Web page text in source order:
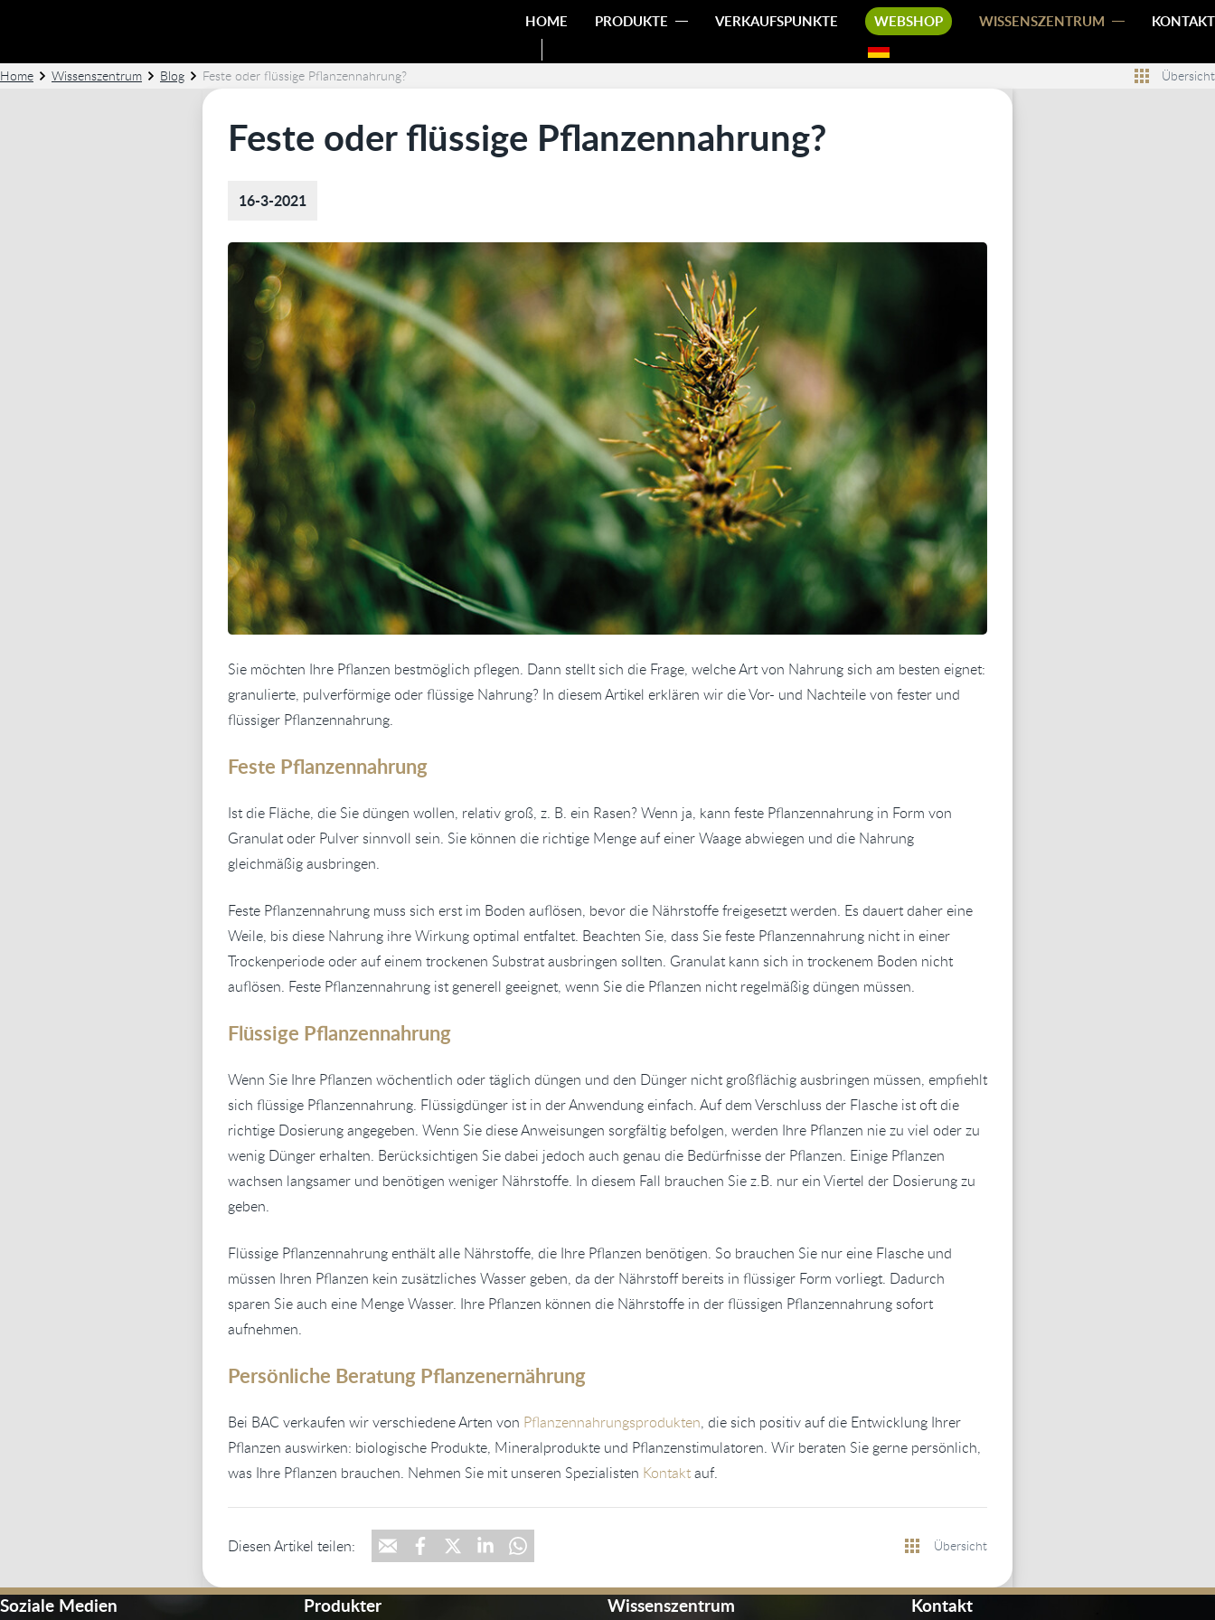
HOME PRODUKTE VERKAUFSPUNKTE WEBSHOP WISSENSZENTRUM KONTAKT
Home Wissenszentrum Blog Feste oder flüssige Pflanzennahrung? Übersicht
Feste oder flüssige Pflanzennahrung?
16-3-2021
Sie möchten Ihre Pflanzen bestmöglich pflegen. Dann stellt sich die Frage, welche Art von Nahrung sich am besten eignet:
granulierte, pulverförmige oder flüssige Nahrung? In diesem Artikel erklären wir die Vor- und Nachteile von fester und
flüssiger Pflanzennahrung.
Feste Pflanzennahrung
Ist die Fläche, die Sie düngen wollen, relativ groß, z. B. ein Rasen? Wenn ja, kann feste Pflanzennahrung in Form von
Granulat oder Pulver sinnvoll sein. Sie können die richtige Menge auf einer Waage abwiegen und die Nahrung
gleichmäßig ausbringen.
Feste Pflanzennahrung muss sich erst im Boden auflösen, bevor die Nährstoffe freigesetzt werden. Es dauert daher eine
Weile, bis diese Nahrung ihre Wirkung optimal entfaltet. Beachten Sie, dass Sie feste Pflanzennahrung nicht in einer
Trockenperiode oder auf einem trockenen Substrat ausbringen sollten. Granulat kann sich in trockenem Boden nicht
auflösen. Feste Pflanzennahrung ist generell geeignet, wenn Sie die Pflanzen nicht regelmäßig düngen müssen.
Flüssige Pflanzennahrung
Wenn Sie Ihre Pflanzen wöchentlich oder täglich düngen und den Dünger nicht großflächig ausbringen müssen, empfiehlt
sich flüssige Pflanzennahrung. Flüssigdünger ist in der Anwendung einfach. Auf dem Verschluss der Flasche ist oft die
richtige Dosierung angegeben. Wenn Sie diese Anweisungen sorgfältig befolgen, werden Ihre Pflanzen nie zu viel oder zu
wenig Dünger erhalten. Berücksichtigen Sie dabei jedoch auch genau die Bedürfnisse der Pflanzen. Einige Pflanzen
wachsen langsamer und benötigen weniger Nährstoffe. In diesem Fall brauchen Sie z.B. nur ein Viertel der Dosierung zu
geben.
Flüssige Pflanzennahrung enthält alle Nährstoffe, die Ihre Pflanzen benötigen. So brauchen Sie nur eine Flasche und
müssen Ihren Pflanzen kein zusätzliches Wasser geben, da der Nährstoff bereits in flüssiger Form vorliegt. Dadurch
sparen Sie auch eine Menge Wasser. Ihre Pflanzen können die Nährstoffe in der flüssigen Pflanzennahrung sofort
aufnehmen.
Persönliche Beratung Pflanzenernährung
Bei BAC verkaufen wir verschiedene Arten von Pflanzennahrungsprodukten, die sich positiv auf die Entwicklung Ihrer
Pflanzen auswirken: biologische Produkte, Mineralprodukte und Pflanzenstimulatoren. Wir beraten Sie gerne persönlich,
was Ihre Pflanzen brauchen. Nehmen Sie mit unseren Spezialisten Kontaktauf.
Diesen Artikel teilen: Übersicht
Soziale Medien Produkter Wissenszentrum Kontakt